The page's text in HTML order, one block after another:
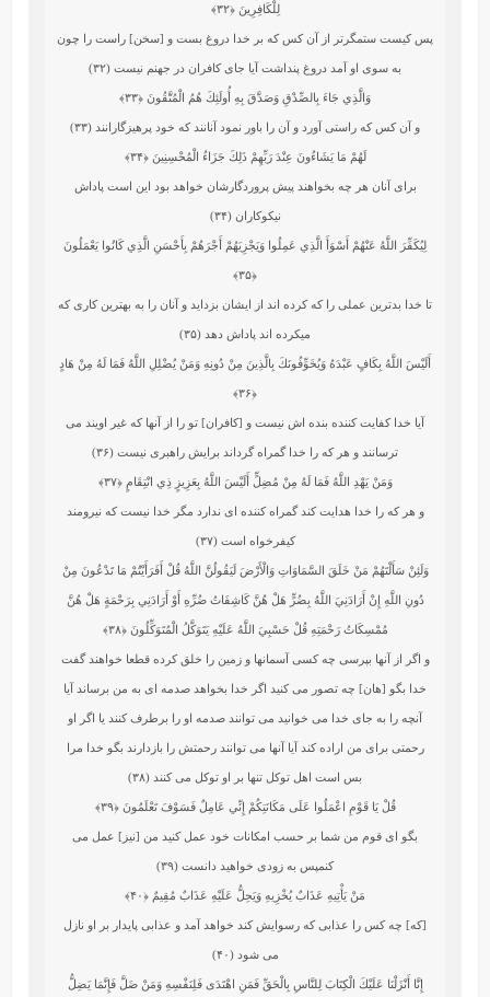
لِلْكَافِرِينَ﴿۳۲﴾
پس كيست ‏ستمگرتر از آن كس كه بر خدا دروغ بست و [سخن] راست را چون
به سوى او آمد دروغ پنداشت آيا جاى كافران در جهنم نيست (۳۲)
وَالَّذِي جَاءَ بِالصِّدْقِ وَصَدَّقَ بِهِ أُولَئِكَ هُمُ الْمُتَّقُونَ ﴿۳۳﴾
و آن كس كه راستى آورد و آن را باور نمود آنانند كه خود پرهيزگارانند (۳۳)
لَهُمْ مَا يَشَاءُونَ عِنْدَ رَبِّهِمْ ذَلِكَ جَزَاءُ الْمُحْسِنِينَ﴿۳۴﴾
براى آنان هر چه بخواهند پيش پروردگارشان خواهد بود اين است پاداش
نيكوكاران (۳۴)
لِيُكَفِّرَ اللَّهُ عَنْهُمْ أَسْوَأَ الَّذِي عَمِلُوا وَيَجْزِيَهُمْ أَجْرَهُمْ بِأَحْسَنِ الَّذِي كَانُوا يَعْمَلُونَ
﴿۳۵﴾
تا خدا بدترين عملى را كه كرده‏ اند از ايشان بزدايد و آنان را به بهترين كارى كه
میکرده‏ اند پاداش دهد (۳۵)
أَلَيْسَ اللَّهُ بِكَافٍ عَبْدَهُ وَيُخَوِّفُونَكَ بِالَّذِينَ مِنْ دُونِهِ وَمَنْ يُضْلِلِ اللَّهُ فَمَا لَهُ مِنْ هَادٍ
﴿۳۶﴾
آيا خدا كفايت‏ كننده بنده‏ اش نيست و [كافران] تو را از آنها كه غير اويند مى‏
ترسانند و هر كه را خدا گمراه گرداند برايش راهبرى نيست (۳۶)
وَمَنْ يَهْدِ اللَّهُ فَمَا لَهُ مِنْ مُضِلٍّ أَلَيْسَ اللَّهُ بِعَزِيزٍ ذِي انْتِقَامٍ﴿۳۷﴾
و هر كه را خدا هدايت كند گمراه‏ كننده‏ اى ندارد مگر خدا نيست كه نيرومند
كيفرخواه است (۳۷)
وَلَئِنْ سَأَلْتَهُمْ مَنْ خَلَقَ السَّمَاوَاتِ وَالْأَرْضَ لَيَقُولُنَّ اللَّهُ قُلْ أَفَرَأَيْتُمْ مَا تَدْعُونَ مِنْ
دُونِ اللَّهِ إِنْ أَرَادَنِيَ اللَّهُ بِضُرٍّ هَلْ هُنَّ كَاشِفَاتُ ضُرِّهِ أَوْ أَرَادَنِي بِرَحْمَةٍ هَلْ هُنَّ
مُمْسِكَاتُ رَحْمَتِهِ قُلْ حَسْبِيَ اللَّهُ عَلَيْهِ يَتَوَكَّلُ الْمُتَوَكِّلُونَ﴿۳۸﴾
و اگر از آنها بپرسى چه كسى آسمانها و زمين را خلق كرده قطعا خواهند گفت‏
خدا بگو [هان] چه تصور مى ‏كنيد اگر خدا بخواهد صدمه‏ اى به من برساند آيا
آنچه را به جاى خدا مى‏ خوانيد مى‏ توانند صدمه او را برطرف كنند يا اگر او
رحمتى براى من اراده كند آيا آنها مى‏ توانند رحمتش را بازدارند بگو خدا مرا
بس است اهل توكل تنها بر او توكل مى كنند (۳۸)
قُلْ يَا قَوْمِ اعْمَلُوا عَلَى مَكَانَتِكُمْ إِنِّي عَامِلٌ فَسَوْفَ تَعْلَمُونَ﴿۳۹﴾
بگو اى قوم من شما بر حسب امكانات خود عمل كنيد من [نيز] عمل مى
‏كنم‏پس به زودى خواهيد دانست (۳۹)
مَنْ يَأْتِيهِ عَذَابٌ يُخْزِيهِ وَيَحِلُّ عَلَيْهِ عَذَابٌ مُقِيمٌ ﴿۴۰﴾
[كه] چه كس را عذابى كه رسوايش كند خواهد آمد و عذابى پايدار بر او نازل
مى ‏شود (۴۰)
إِنَّا أَنْزَلْنَا عَلَيْكَ الْكِتَابَ لِلنَّاسِ بِالْحَقِّ فَمَنِ اهْتَدَى فَلِنَفْسِهِ وَمَنْ ضَلَّ فَإِنَّمَا يَضِلُّ